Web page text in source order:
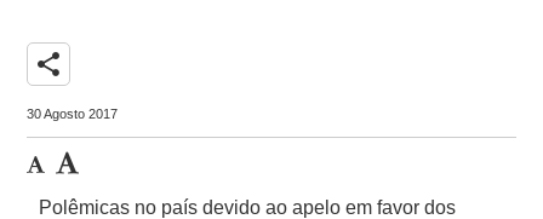
share
30 Agosto 2017
Polêmicas no país devido ao apelo em favor dos